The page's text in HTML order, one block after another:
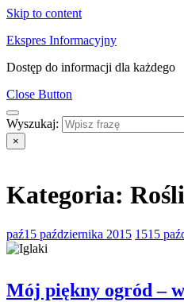
Skip to content
Ekspres Informacyjny
Dostęp do informacji dla każdego
Close Button
Wyszukaj:
×
Kategoria:
paź15 października 2015 1515
Mój piękny ogród –